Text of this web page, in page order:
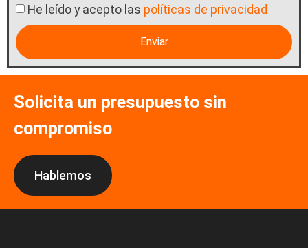
He leído y acepto las políticas de privacidad
Enviar
Solicita un presupuesto sin
compromiso
Hablemos